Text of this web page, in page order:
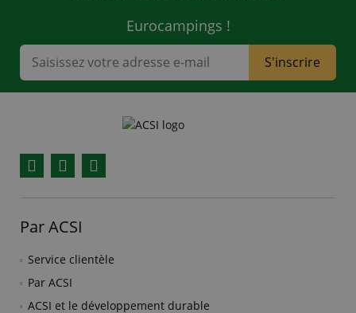
Eurocampings !
S'inscrire
Par ACSI
Service clientèle
Par ACSI
ACSI et le développement durable